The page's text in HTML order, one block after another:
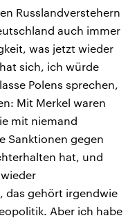
Russlandverstehern
auch immer
was jetzt wieder
sich, ich würde
Polens sprechen,
Mit Merkel waren
mit niemand
Sanktionen gegen
hat, und
das gehört irgendwie
Aber ich habe